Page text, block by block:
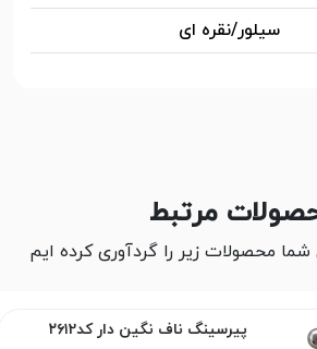
سیلور/نقره ای
مرتبط
محصولات زیر را گردآوری کرده ایم
پیرسینگ ناف نگین دار کد۲۶۱2